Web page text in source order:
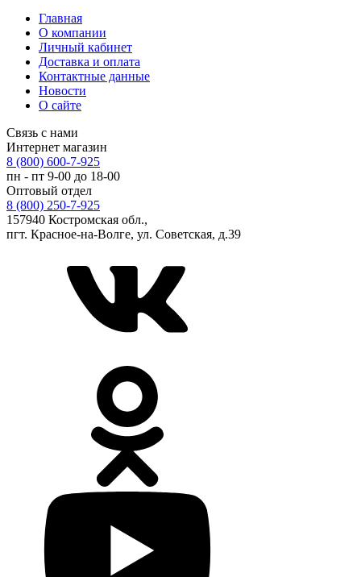
Главная
О компании
Личный кабинет
Доставка и оплата
Контактные данные
Новости
О сайте
Связь с нами
Интернет магазин
8 (800) 600-7-925
пн - пт 9-00 до 18-00
Оптовый отдел
8 (800) 250-7-925
157940 Костромская обл.,
пгт. Красное-на-Волге, ул. Советская, д.39